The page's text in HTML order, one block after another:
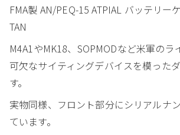
FMA製 AN/PEQ-15 ATPIAL バッテリー
TAN
M4A1やMK18、SOPMODなど米軍のラ
可欠なサイティングデバイスを模った
す。
実物同様、フロント部分にシリアルナ
ています。